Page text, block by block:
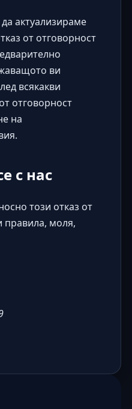
актуализираме
от отговорност
ви
всякакви
отговорност
на
с нас
този отказ от
правила, моля,